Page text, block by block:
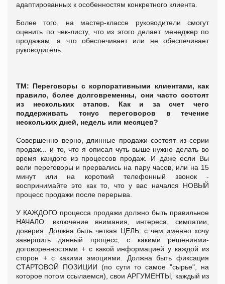
адаптированных к особенностям конкретного клиента.
Более того, на мастер-классе руководители смогут
оценить по чек-листу, что из этого делает менеджер по
продажам, а что обеспечивает или не обеспечивает
руководитель.
ТМ: Переговоры с корпоративными клиентами, как
правило, более долговременны, они часто состоят
из нескольких этапов. Как и за счет чего
поддерживать тонус переговоров в течение
нескольких дней, недель или месяцев?
Совершенно верно, длинные продажи состоят из серии
продаж... и то, что я описал чуть выше нужно делать во
время каждого из процессов продаж. И даже если Вы
вели переговоры и прервались на пару часов, или на 15
минут или на короткий телефонный звонок -
воспринимайте это как то, что у вас начался НОВЫЙ
процесс продажи после перерыва.
У КАЖДОГО процесса продажи должно быть правильное
НАЧАЛО: включение внимания, интереса, симпатии,
доверия. Должна быть четкая ЦЕЛЬ: с чем именно хочу
завершить данный процесс, с какими решениями-
договоренностями + с какой информацией у каждой из
сторон + с какими эмоциями. Должна быть фиксация
СТАРТОВОЙ ПОЗИЦИИ (по сути то самое "сырье", на
которое потом ссылаемся), свои АРГУМЕНТЫ, каждый из